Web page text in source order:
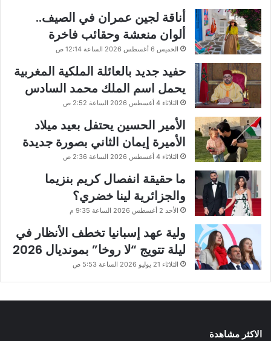
أناقة لجين عمران في الصيف..
ألوان منعشة وحقائب فاخرة
الخميس 6 أغسطس 2026 الساعة 12:14 ص
حفيد جديد بالعائلة الملكية المغربية
يحمل اسم الملك محمد السادس
الثلاثاء 4 أغسطس 2026 الساعة 2:52 ص
الأمير الحسين يحتفل بعيد ميلاد
الأميرة إيمان الثاني بصورة جديدة
الثلاثاء 4 أغسطس 2026 الساعة 2:36 ص
ما حقيقة انفصال كريم بنزيما
والجزائرية لينا خضري؟
الأحد 2 أغسطس 2026 الساعة 9:35 م
ولية عهد إسبانيا تخطف الأنظار في
ليلة تتويج “لا روخا” بمونديال 2026
الثلاثاء 21 يوليو 2026 الساعة 5:53 ص
الاكثر مشاهدة